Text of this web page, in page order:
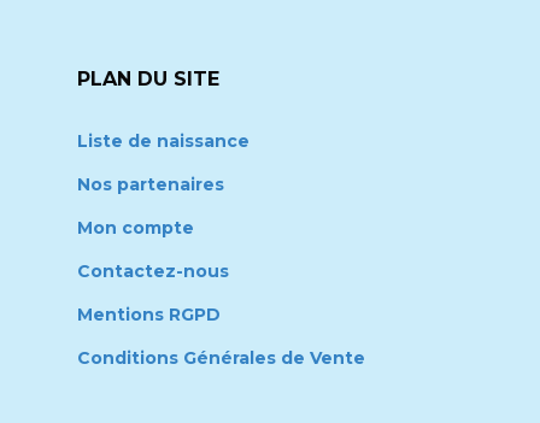
PLAN DU SITE
Liste de naissance
Nos partenaires
Mon compte
Contactez-nous
Mentions RGPD
Conditions Générales de Vente